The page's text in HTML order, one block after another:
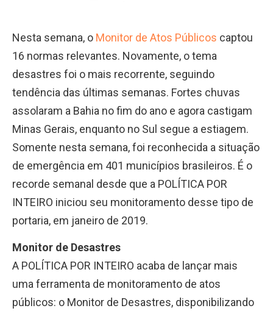
Nesta semana, o Monitor de Atos Públicos captou
16 normas relevantes. Novamente, o tema
desastres foi o mais recorrente, seguindo
tendência das últimas semanas. Fortes chuvas
assolaram a Bahia no fim do ano e agora castigam
Minas Gerais, enquanto no Sul segue a estiagem.
Somente nesta semana, foi reconhecida a situação
de emergência em 401 municípios brasileiros. É o
recorde semanal desde que a POLÍTICA POR
INTEIRO iniciou seu monitoramento desse tipo de
portaria, em janeiro de 2019.
Monitor de Desastres
A POLÍTICA POR INTEIRO acaba de lançar mais
uma ferramenta de monitoramento de atos
públicos: o Monitor de Desastres, disponibilizando